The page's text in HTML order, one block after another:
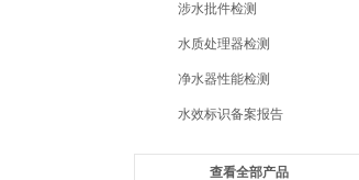
涉水批件检测
水质处理器检测
净水器性能检测
水效标识备案报告
查看全部产品